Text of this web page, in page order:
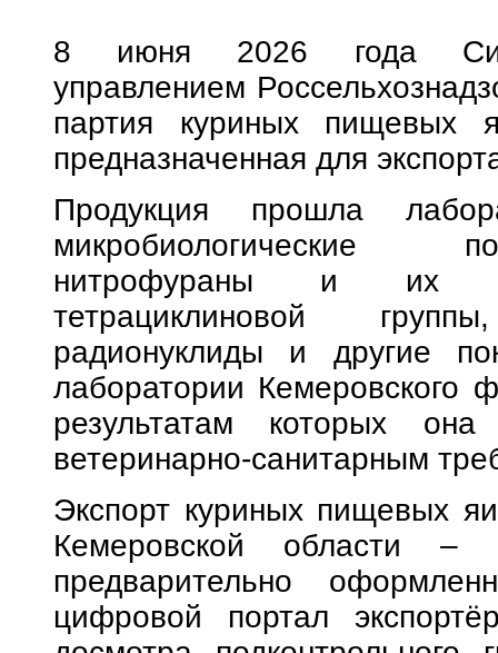
8 июня 2026 года
управлением
партия куриных
предназначенная для
Продукция прошла
микробиологические
нитрофураны и их
тетрациклиновой
радионуклиды и другие
лаборатории
результатам которых она
ветеринарно-санитарным
Экспорт куриных пищевых
Кемеровской области –
предварительно
цифровой портал